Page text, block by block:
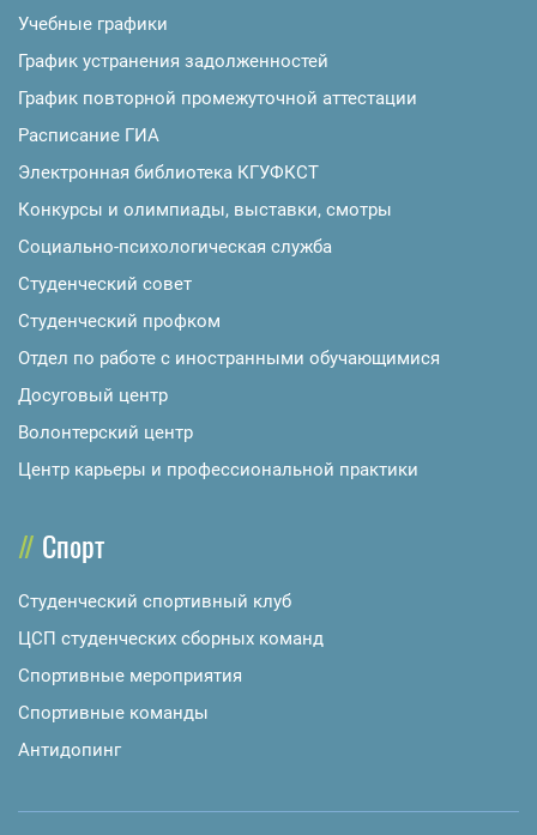
Учебные графики
График устранения задолженностей
График повторной промежуточной аттестации
Расписание ГИА
Электронная библиотека КГУФКСТ
Конкурсы и олимпиады, выставки, смотры
Социально-психологическая служба
Студенческий совет
Студенческий профком
Отдел по работе с иностранными обучающимися
Досуговый центр
Волонтерский центр
Центр карьеры и профессиональной практики
Спорт
Студенческий спортивный клуб
ЦСП студенческих сборных команд
Спортивные мероприятия
Спортивные команды
Антидопинг